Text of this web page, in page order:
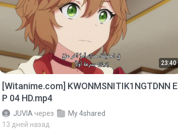
23:40
[Witanime.com] KWONMSNITIK1NGTDNN E
P 04 HD.mp4
JUVIA через
My 4shared
13 дней назад